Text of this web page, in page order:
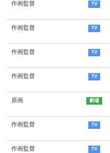
作画監督
作画監督
作画監督
作画監督
原画
作画監督
作画監督